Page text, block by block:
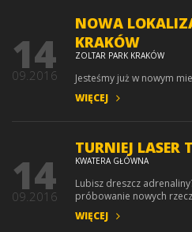
NOWA
KRAKÓW
ZOLTAR PARK KRAKÓW
14
09.2016
Jesteśmy już w nowym
WIĘCEJ
TURNIEJ LASER
KWATERA GŁÓWNA
14
09.2016
Lubisz dreszcz
próbowanie nowych
WIĘCEJ